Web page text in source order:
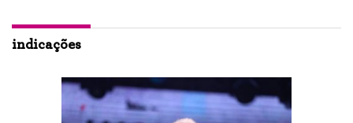
indicações